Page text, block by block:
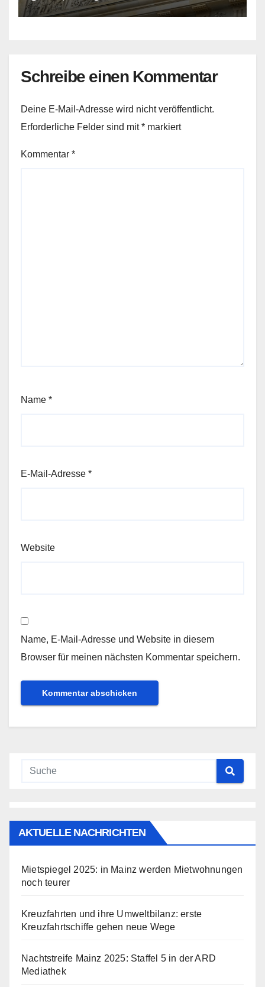
Schreibe einen Kommentar
Deine E-Mail-Adresse wird nicht veröffentlicht.
Erforderliche Felder sind mit* markiert
Kommentar *
Name *
E-Mail-Adresse *
Website
Name, E-Mail-Adresse und Website in diesem
Browser für meinen nächsten Kommentar speichern.
AKTUELLE NACHRICHTEN
Mietspiegel 2025: in Mainz werden Mietwohnungen
noch teurer
Kreuzfahrten und ihre Umweltbilanz: erste
Kreuzfahrtschiffe gehen neue Wege
Nachtstreife Mainz 2025: Staffel 5 in der ARD
Mediathek